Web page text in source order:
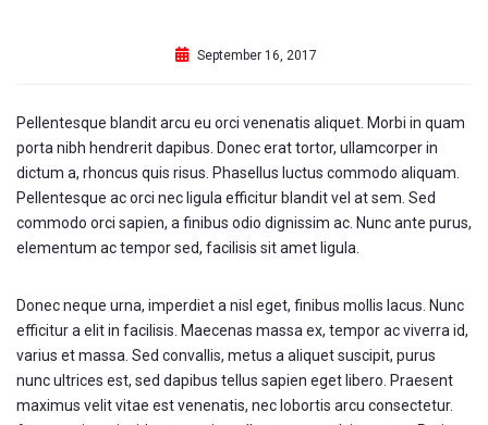
September 16, 2017
Pellentesque blandit arcu eu orci venenatis aliquet. Morbi in quam
porta nibh hendrerit dapibus. Donec erat tortor, ullamcorper in
dictum a, rhoncus quis risus. Phasellus luctus commodo aliquam.
Pellentesque ac orci nec ligula efficitur blandit vel at sem. Sed
commodo orci sapien, a finibus odio dignissim ac. Nunc ante purus,
elementum ac tempor sed, facilisis sit amet ligula.
Donec neque urna, imperdiet a nisl eget, finibus mollis lacus. Nunc
efficitur a elit in facilisis. Maecenas massa ex, tempor ac viverra id,
varius et massa. Sed convallis, metus a aliquet suscipit, purus
nunc ultrices est, sed dapibus tellus sapien eget libero. Praesent
maximus velit vitae est venenatis, nec lobortis arcu consectetur.